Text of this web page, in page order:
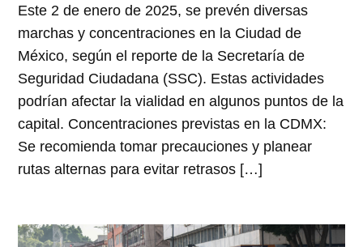
Este 2 de enero de 2025, se prevén diversas
marchas y concentraciones en la Ciudad de
México, según el reporte de la Secretaría de
Seguridad Ciudadana (SSC). Estas actividades
podrían afectar la vialidad en algunos puntos de la
capital. Concentraciones previstas en la CDMX:
Se recomienda tomar precauciones y planear
rutas alternas para evitar retrasos […]